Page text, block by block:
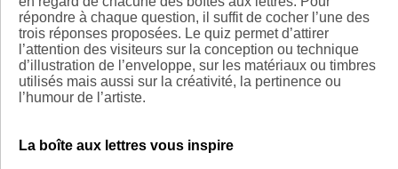
répondre à chaque question, il suffit de cocher l’une des
trois réponses proposées. Le quiz permet d’attirer
l’attention des visiteurs sur la conception ou technique
d’illustration de l’enveloppe, sur les matériaux ou timbres
utilisés mais aussi sur la créativité, la pertinence ou
l’humour de l’artiste.
La boîte aux lettres vous inspire